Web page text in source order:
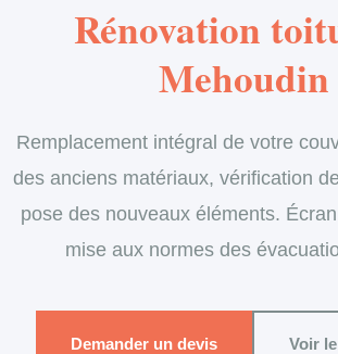
Rénovation
Mehoudin
Remplacement intégral de votre
des anciens matériaux, vérification
pose des nouveaux éléments.
mise aux normes des
Demander un devis Voir